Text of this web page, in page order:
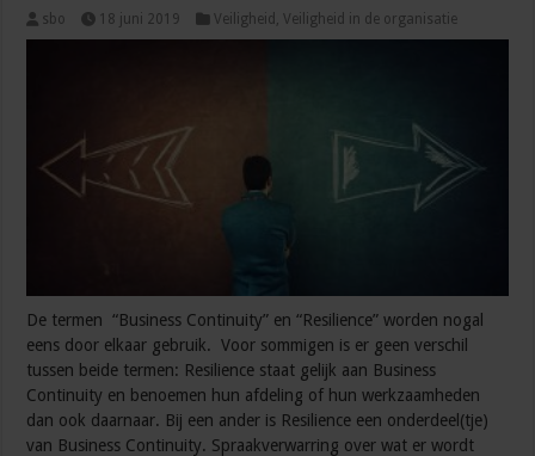
sbo 18 juni 2019 Veiligheid ,Veiligheid in de organisatie
De termen “Business Continuity” en “Resilience” worden nogal
eens door elkaar gebruik. Voor sommigen is er geen verschil
tussen beide termen: Resilience staat gelijk aan Business
Continuity en benoemen hun afdeling of hun werkzaamheden
dan ook daarnaar. Bij een ander is Resilience een onderdeel(tje)
van Business Continuity. Spraakverwarring over wat er wordt